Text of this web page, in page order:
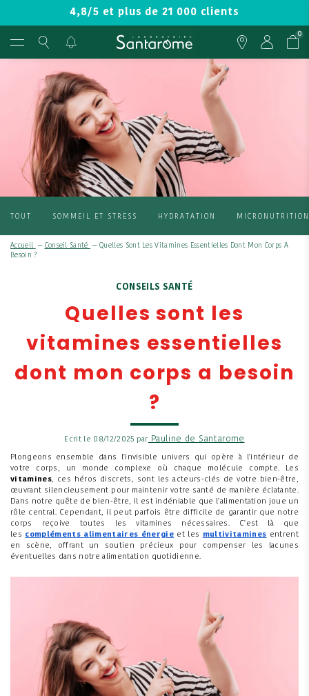
4,8/5 et plus de 21 000 clients
0
TOUT SOMMEIL ET STRESS HYDRATATION MICRONUTRITION
Accueil — Conseil Santé —Quelles Sont Les Vitamines Essentielles Dont Mon Corps A
Besoin ?
CONSEILS SANTÉ
Quelles sont les
vitamines essentielles
dont mon corps a besoin
?
Ecrit le 08/12/2025 par Pauline de Santarome
Plongeons ensemble dans l'invisible univers qui opère à l'intérieur de
votre corps, un monde complexe où chaque molécule compte. Les
vitamines, ces héros discrets, sont les acteurs-clés de votre bien-être,
œuvrant silencieusement pour maintenir votre santé de manière éclatante.
Dans notre quête de bien-être, il est indéniable que l'alimentation joue un
rôle central. Cependant, il peut parfois être difficile de garantir que notre
corps reçoive toutes les vitamines nécessaires. C'est là que
les compléments alimentaires énergieet les multivitamines entrent
en scène, offrant un soutien précieux pour compenser les lacunes
éventuelles dans notre alimentation quotidienne.